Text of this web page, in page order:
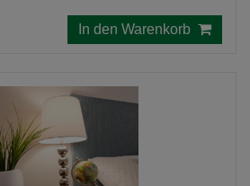
In den Warenkorb